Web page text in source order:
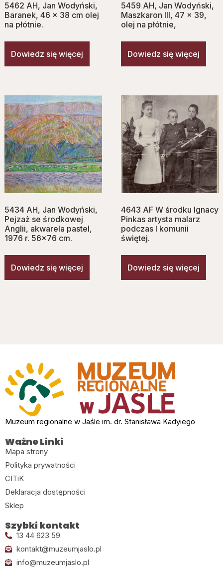
5462 AH, Jan Wodyński,
Baranek, 46 x 38 cm olej
na płótnie.
Dowiedz się więcej
5459 AH, Jan Wodyński,
Maszkaron III, 47 x 39,
olej na płótnie,
Dowiedz się więcej
5434 AH, Jan Wodyński,
Pejzaż se środkowej
Anglii, akwarela pastel,
1976 r. 56×76 cm.
Dowiedz się więcej
4643 AF W środku Ignacy
Pinkas artysta malarz
podczas I komunii
świętej.
Dowiedz się więcej
Muzeum regionalne w Jaśle im. dr. Stanisława Kadyiego
Ważne Linki
Mapa strony
Polityka prywatności
CITiK
Deklaracja dostępności
Sklep
Szybki kontakt
13 44 623 59
kontakt@muzeumjaslo.pl
info@muzeumjaslo.pl